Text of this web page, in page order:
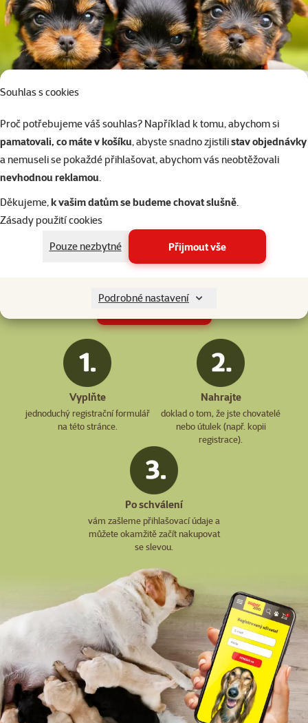
Souhlas s cookies
Proč potřebujeme váš souhlas? Například k tomu, abychom si
pamatovali, co máte v košíku, abyste snadno zjistilistav objednávky
a nemuseli se pokaždé přihlašovat, abychom vás neobtěžovali
nevhodnou reklamou.
Děkujeme,k vašim datům se budeme chovat slušně.
Zásady použití cookies
Pouze nezbytné
Přijmout vše
Podrobné nastavení
Jak se zaregistrovat?
Vyplňte
jednoduchý registrační formulář
na této stránce.
Nahrajte
doklad o tom, že jste chovatelé
nebo útulek (např. kopii
registrace).
Po schválení
vám zašleme přihlašovací údaje a
můžete okamžitě začít nakupovat
se slevou.